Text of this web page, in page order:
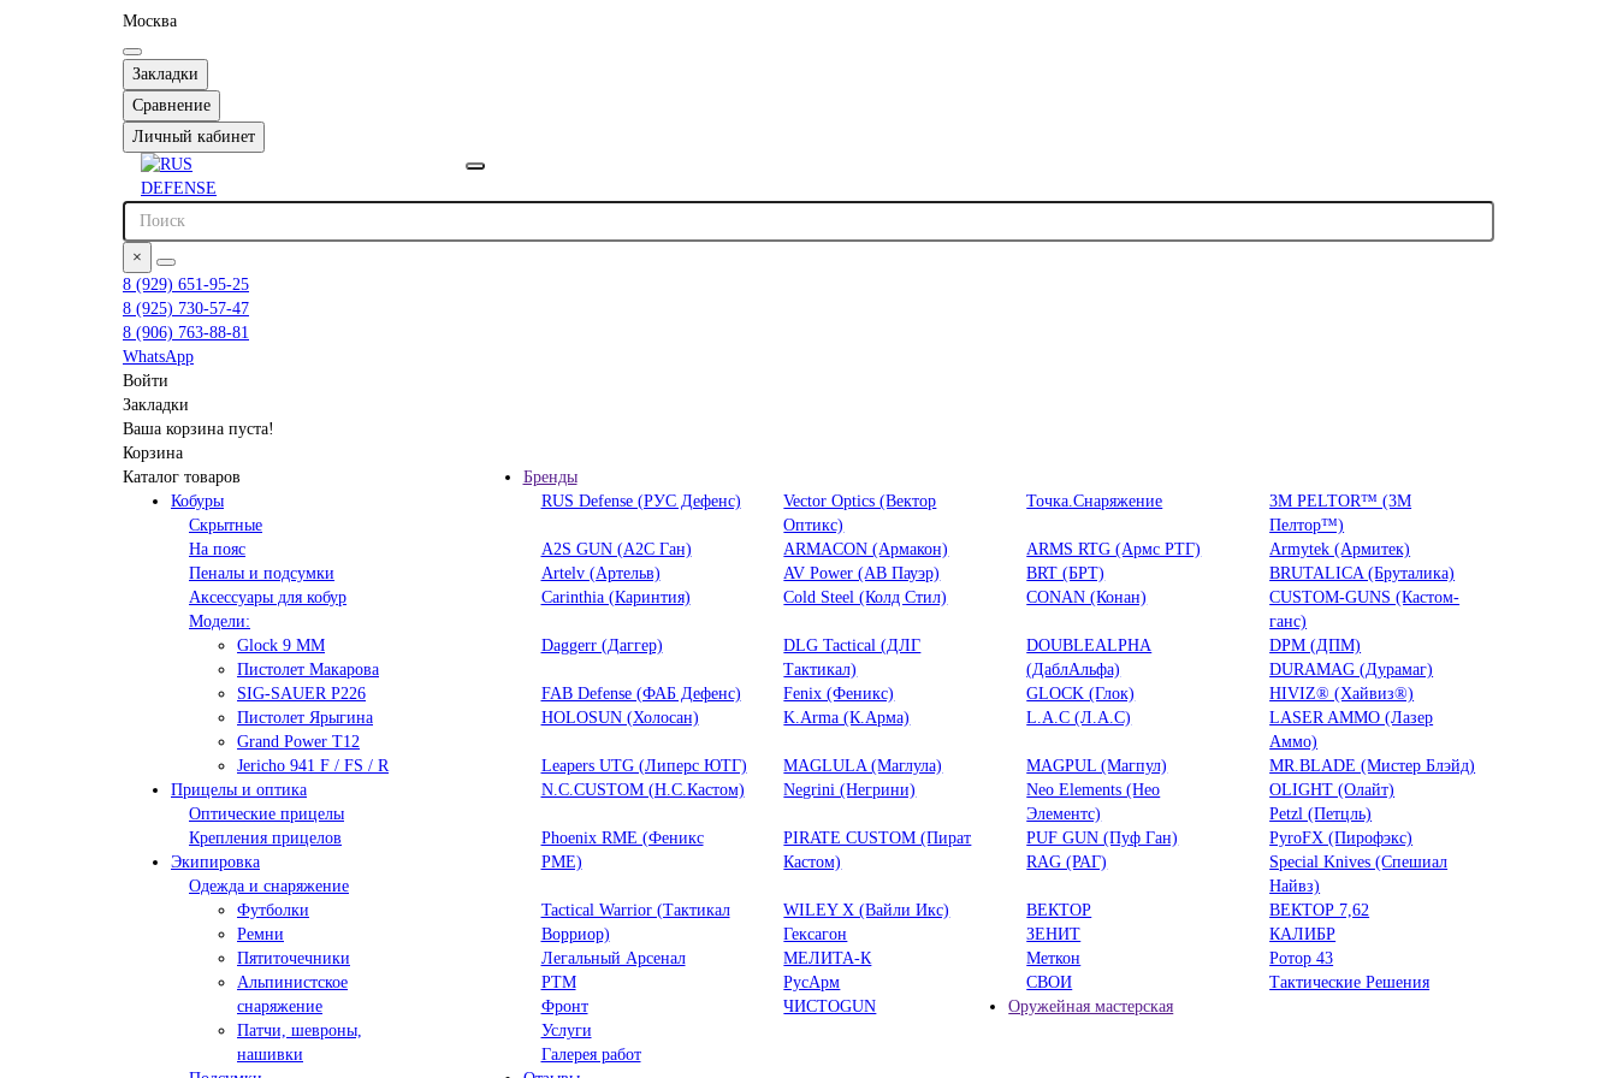
Москва
Закладки
Сравнение
Личный кабинет
×
8 (929) 651-95-25
8 (925) 730-57-47
8 (906) 763-88-81
WhatsApp
Войти
Закладки
Ваша корзина пуста!
Корзина
Каталог товаров
Кобуры
Скрытные
На пояс
Пеналы и подсумки
Аксессуары для кобур
Модели:
Glock 9 ММ
Пистолет Макарова
SIG-SAUER P226
Пистолет Ярыгина
Grand Power T12
Jericho 941 F / FS / R
Прицелы и оптика
Оптические прицелы
Крепления прицелов
Экипировка
Одежда и снаряжение
Футболки
Ремни
Пятиточечники
Альпинистское
снаряжение
Патчи, шевроны,
нашивки
Бренды
RUS Defense (РУС Дефенс)
Vector Optics (Вектор
Оптикc)
Точка.Снаряжение
3М PELTOR™ (3М
Пелтор™)
A2S GUN (А2С Ган)
ARMACON (Армакон) ARMS RTG (Армс РТГ)
Armytek (Армитек)
Artelv (Артельв)
AV Power (АВ Пауэр) BRT (БРТ)
BRUTALICA (Бруталика)
Carinthia (Каринтия)
Cold Steel (Колд Стил) CONAN (Конан)
CUSTOM-GUNS (Кастом-
ганс)
Daggerr (Даггер)
DLG Tactical (ДЛГ
Тактикал)
DOUBLEALPHA
(ДаблАльфа)
DPM (ДПМ)
DURAMAG (Дурамаг)
FAB Defense (ФАБ Дефенс)
Fenix (Феникс) GLOCK (Глок)
HIVIZ® (Хайвиз®)
HOLOSUN (Холосан)
K.Arma (К.Арма) L.A.C (Л.А.С)
LASER AMMO (Лазер
Аммо)
Leapers UTG (Липерс ЮТГ)
MAGLULA (Маглула) MAGPUL (Магпул)
MR.BLADE (Мистер Блэйд)
N.C.CUSTOM (Н.С.Кастом)
Negrini (Негрини)
Neo Elements (Нео
Элементс)
OLIGHT (Олайт)
Petzl (Петцль)
Phoenix RME (Феникс
РМЕ)
PIRATE CUSTOM (Пират
Кастом)
PUF GUN (Пуф Ган)
PyroFX (Пирофэкс)
RAG (РАГ)
Special Knives (Спешиал
Найвз)
Tactical Warrior (Тактикал
Ворриор)
WILEY X (Вайли Икс) ВЕКТОР
ВЕКТОР 7,62
Гексагон
ЗЕНИТ
КАЛИБР
Легальный Арсенал
МЕЛИТА-К Меткон
Ротор 43
РТМ
РусАрм СВОИ
Тактические Решения
Фронт
ЧИСТОGUN
Оружейная мастерская
Услуги
Галерея работ